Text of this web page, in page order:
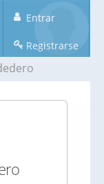
Entrar
Registrarse